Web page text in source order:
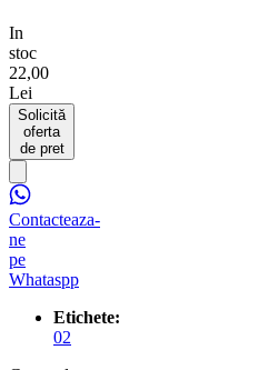
In
stoc
22,00
Lei
Solicită
oferta
de pret
Contacteaza-
ne
pe
Whataspp
Etichete:
02